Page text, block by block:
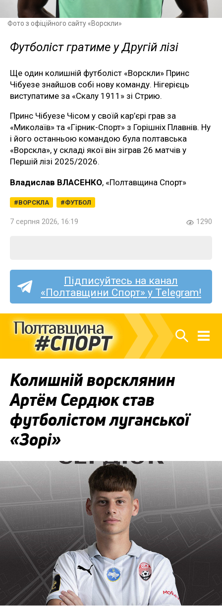
Фото з офіційного сайту «Ворскли»
Футболіст гратиме у Другій лізі
Ще один колишній футболіст «Ворскли» Принс
Чібуезе знайшов собі нову команду. Нігерієць
виступатиме за «Скалу 1911» зі Стрию.
Принс Чібуезе Чісом у своїй кар’єрі грав за
«Миколаїв» та «Гірник-Спорт» з Горішніх Плавнів. Ну
і його останньою командою була полтавська
«Ворскла», у складі якої він зіграв 26 матчів у
Першій лізі 2025/2026.
Владислав ВЛАСЕНКО, «Полтавщина Спорт»
ВОРСКЛА ФУТБОЛ
7 серпня 2026, 16:19 1290
Підписуйтесь на канал
«Полтавщини Спорт» у Telegram!
Колишній ворсклянин
Артём Сердюк став
футболістом луганської
«Зорі»